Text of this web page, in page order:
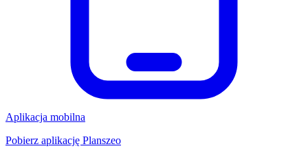
Aplikacja mobilna
Pobierz aplikację Planszeo